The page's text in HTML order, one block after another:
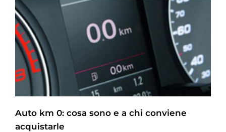
Auto km 0: cosa sono e a chi conviene
acquistarle